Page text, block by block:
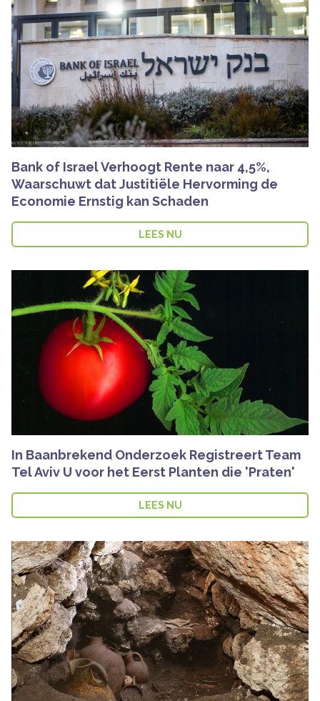
Bank of Israel Verhoogt Rente naar 4,5%,
Waarschuwt dat Justitiële Hervorming de
Economie Ernstig kan Schaden
LEES NU
In Baanbrekend Onderzoek Registreert Team
Tel Aviv U voor het Eerst Planten die 'Praten'
LEES NU